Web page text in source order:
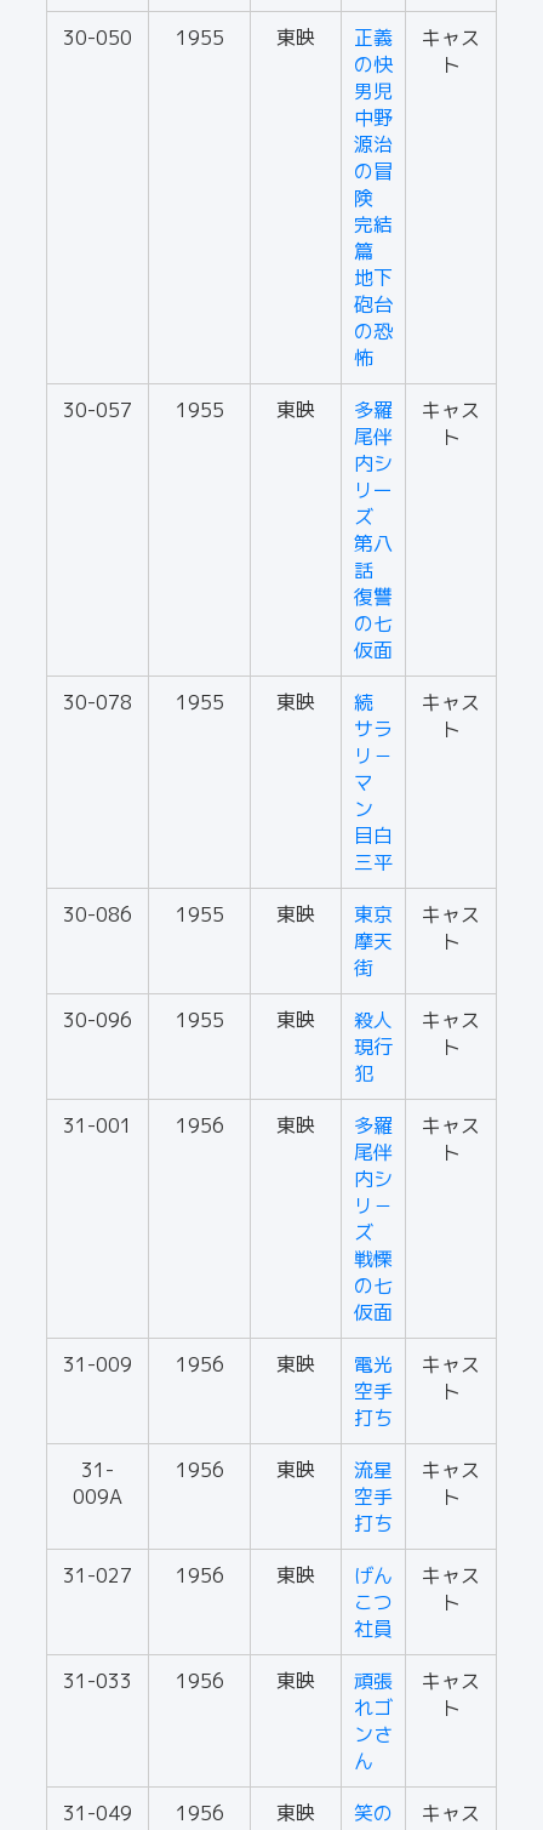
30-050 1955 東映
正義
の快
男児
中野
源治
の冒
険
完結
篇
地下
砲台
の恐
怖
キャス
ト
30-057 1955 東映
多羅
尾伴
内シ
リー
ズ
第八
話
復讐
の七
仮面
キャス
ト
30-078 1955 東映
続
サラ
リ－
マ
ン
目白
三平
キャス
ト
30-086 1955 東映
東京
摩天
街
キャス
ト
30-096 1955 東映
殺人
現行
犯
キャス
ト
31-001 1956 東映
多羅
尾伴
内シ
リ－
ズ
戦慄
の七
仮面
キャス
ト
31-009 1956 東映
電光
空手
打ち
キャス
ト
31-
009A
1956 東映
流星
空手
打ち
キャス
ト
31-027 1956 東映
げん
こつ
社員
キャス
ト
31-033 1956 東映
頑張
れゴ
ンさ
ん
キャス
ト
31-049 1956 東映
笑の
キャス